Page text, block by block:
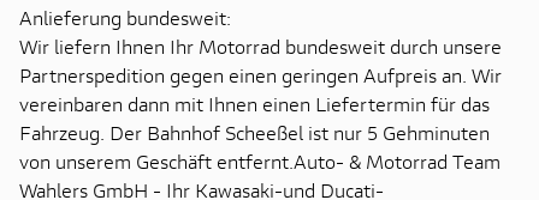
Anlieferung bundesweit:
Wir liefern Ihnen Ihr Motorrad bundesweit durch unsere
Partnerspedition gegen einen geringen Aufpreis an. Wir
vereinbaren dann mit Ihnen einen Liefertermin für das
Fahrzeug. Der Bahnhof Scheeßel ist nur 5 Gehminuten
von unserem Geschäft entfernt.Auto- & Motorrad Team
Wahlers GmbH - Ihr Kawasaki-und Ducati-